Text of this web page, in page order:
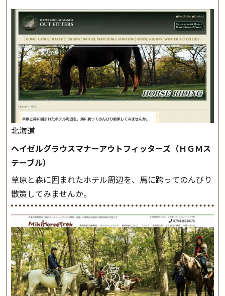
北海道
ヘイゼルグラウスマナーアウトフィッターズ（ＨＧＭス
テーブル）
草原と森に囲まれたホテル周辺を、馬に跨ってのんびり
散策してみませんか。